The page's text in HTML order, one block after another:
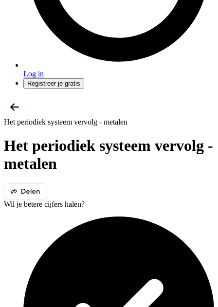
Log in
Registreer je gratis
Het periodiek systeem vervolg - metalen
Het periodiek systeem vervolg -
metalen
Delen
Wil je betere cijfers halen?